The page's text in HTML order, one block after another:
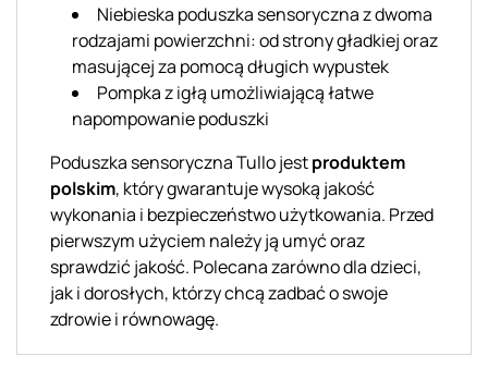
Niebieska poduszka sensoryczna z dwoma
rodzajami powierzchni: od strony gładkiej oraz
masującej za pomocą długich wypustek
Pompka z igłą umożliwiającą łatwe
napompowanie poduszki
Poduszka sensoryczna Tullo jestproduktem
polskim, który gwarantuje wysoką jakość
wykonania i bezpieczeństwo użytkowania. Przed
pierwszym użyciem należy ją umyć oraz
sprawdzić jakość. Polecana zarówno dla dzieci,
jak i dorosłych, którzy chcą zadbać o swoje
zdrowie i równowagę.